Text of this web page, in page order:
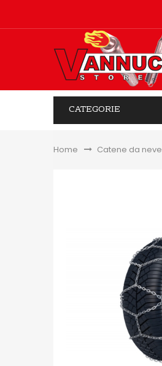
CATEGORIE
Home &gt;Catene da neve